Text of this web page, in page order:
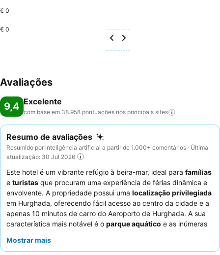
€ 0
€ 0
Avaliações
9,4 Excelente
com base em 38.958 pontuações nos principais sites
Resumo de avaliações
Resumido por inteligência artificial a partir de 1.000+ comentários · Última
atualização: 30 Jul 2026
Este hotel é um vibrante refúgio à beira-mar, ideal para famílias
e turistas que procuram uma experiência de férias dinâmica e
envolvente. A propriedade possui uma localização privilegiada
em Hurghada, oferecendo fácil acesso ao centro da cidade e a
apenas 10 minutos de carro do Aeroporto de Hurghada. A sua
característica mais notável é o parque aquático e as inúmeras
idades. Os hóspedes elogiam consistentemente a
Mostrar mais